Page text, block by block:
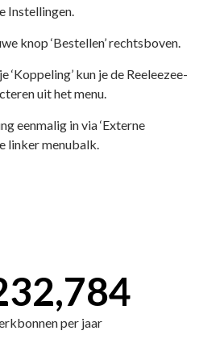
Instellingen.
knop ‘Bestellen’ rechtsboven.
‘Koppeling’ kun je de Reeleezee-
uit het menu.
eenmalig in via ‘Externe
linker menubalk.
per jaar